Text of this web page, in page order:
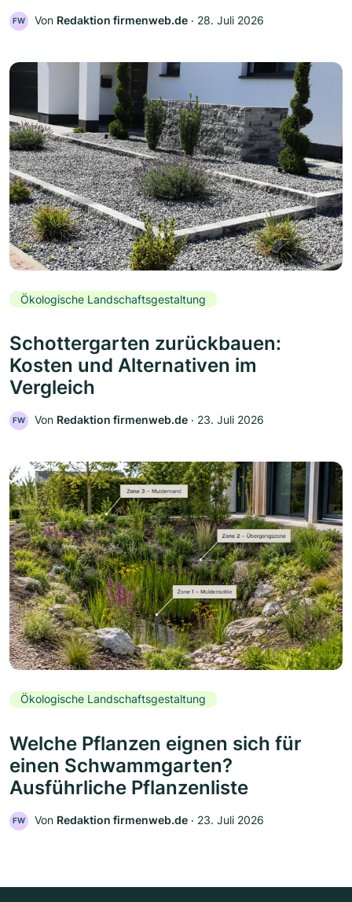
FW Von Redaktion firmenweb.de ‧ 28. Juli 2026
Ökologische Landschaftsgestaltung
Schottergarten zurückbauen:
Kosten und Alternativen im
Vergleich
FW Von Redaktion firmenweb.de ‧ 23. Juli 2026
Ökologische Landschaftsgestaltung
Welche Pflanzen eignen sich für
einen Schwammgarten?
Ausführliche Pflanzenliste
FW Von Redaktion firmenweb.de ‧ 23. Juli 2026